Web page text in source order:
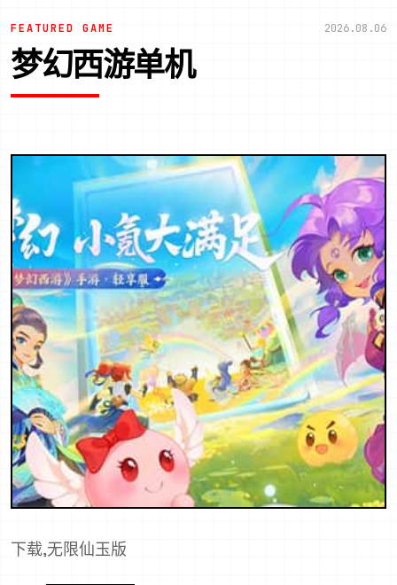
FEATURED GAME 2026.08.06
梦幻西游单机
下载,无限仙玉版